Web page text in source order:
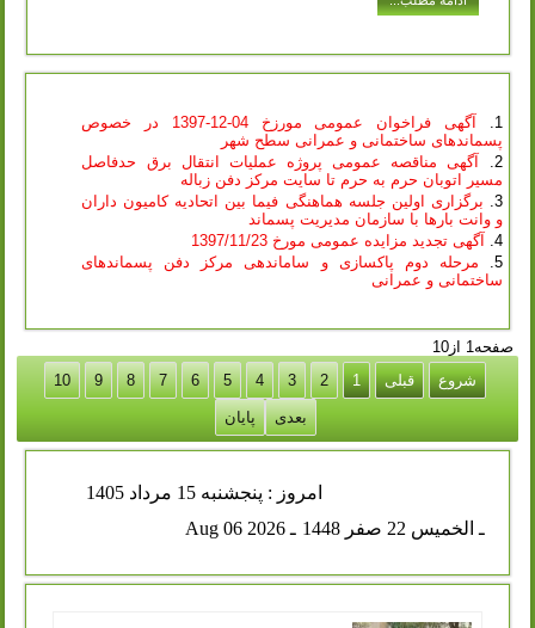
آگهی فراخوان عمومی مورزخ 04-12-1397 در خصوص
پسماندهای ساختمانی و عمرانی سطح شهر
آگهی مناقصه عمومی پروژه عملیات انتقال برق حدفاصل
مسیر اتوبان حرم به حرم تا سایت مرکز دفن زباله
برگزاری اولین جلسه هماهنگی فیما بین اتحادیه کامیون داران
و وانت بارها با سازمان مدیریت پسماند
آگهی تجدید مزایده عمومی مورخ 1397/11/23
مرحله دوم پاکسازی و ساماندهی مرکز دفن پسماندهای
ساختمانی و عمرانی
صفحه1 از10
شروع
قبلی 1
2
3
4
5
6
7
8
9
10
بعدی پایان
امروز : پنجشنبه 15 مرداد 1405
ـ الخميس 22 صفر 1448
ـ Aug 06 2026